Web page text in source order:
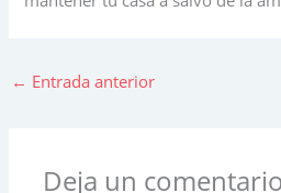
← Entrada anterior
Deja un comentario